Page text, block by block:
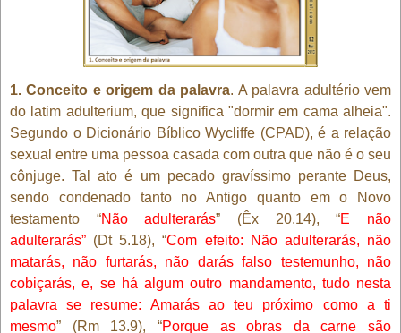
1. Conceito e origem da palavra. A palavra adultério vem
do latim adulterium, que significa "dormir em cama alheia".
Segundo o Dicionário Bíblico Wycliffe (CPAD), é a relação
sexual entre uma pessoa casada com outra que não é o seu
cônjuge. Tal ato é um pecado gravíssimo perante Deus,
sendo condenado tanto no Antigo quanto em o Novo
testamento “Não adulterarás” (Êx 20.14), “E não
adulterarás” (Dt 5.18), “Com efeito: Não adulterarás, não
matarás, não furtarás, não darás falso testemunho, não
cobiçarás, e, se há algum outro mandamento, tudo nesta
palavra se resume: Amarás ao teu próximo como a ti
mesmo” (Rm 13.9), “Porque as obras da carne são